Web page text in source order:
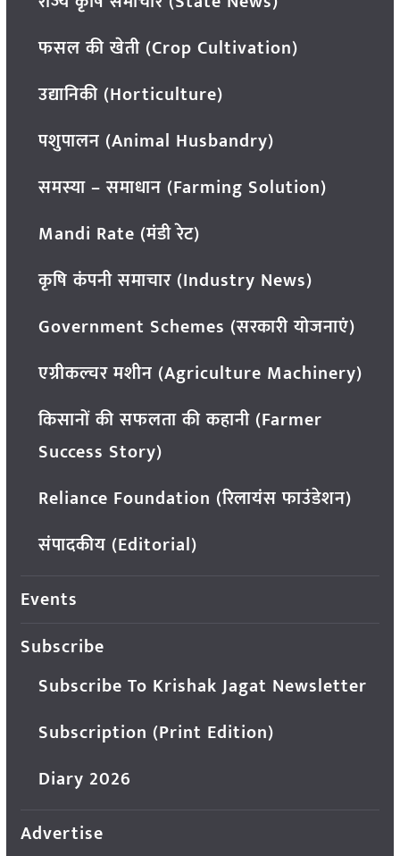
फसल की खेती (Crop Cultivation)
उद्यानिकी (Horticulture)
पशुपालन (Animal Husbandry)
समस्या – समाधान (Farming Solution)
Mandi Rate (मंडी रेट)
कृषि कंपनी समाचार (Industry News)
Government Schemes (सरकारी योजनाएं)
एग्रीकल्चर मशीन (Agriculture Machinery)
किसानों की सफलता की कहानी (Farmer
Success Story)
Reliance Foundation (रिलायंस फाउंडेशन)
संपादकीय (Editorial)
Events
Subscribe
Subscribe To Krishak Jagat Newsletter
Subscription (Print Edition)
Diary 2026
Advertise